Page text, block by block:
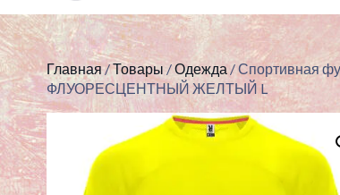
Главная/Товары/Одежда / Спортивная
ФЛУОРЕСЦЕНТНЫЙ ЖЕЛТЫЙ L